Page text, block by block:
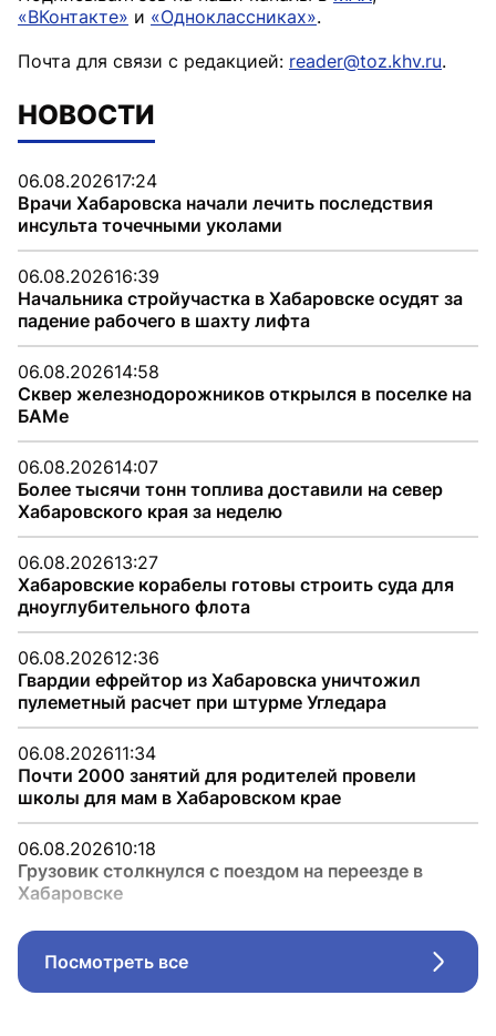
«ВКонтакте» и «Одноклассниках».
Почта для связи с редакцией: reader@toz.khv.ru.
НОВОСТИ
06.08.202617:24
Врачи Хабаровска начали лечить последствия
инсульта точечными уколами
06.08.202616:39
Начальника стройучастка в Хабаровске осудят за
падение рабочего в шахту лифта
06.08.202614:58
Сквер железнодорожников открылся в поселке на
БАМе
06.08.202614:07
Более тысячи тонн топлива доставили на север
Хабаровского края за неделю
06.08.202613:27
Хабаровские корабелы готовы строить суда для
дноуглубительного флота
06.08.202612:36
Гвардии ефрейтор из Хабаровска уничтожил
пулеметный расчет при штурме Угледара
06.08.202611:34
Почти 2000 занятий для родителей провели
школы для мам в Хабаровском крае
06.08.202610:18
Грузовик столкнулся с поездом на переезде в
Хабаровске
Посмотреть все